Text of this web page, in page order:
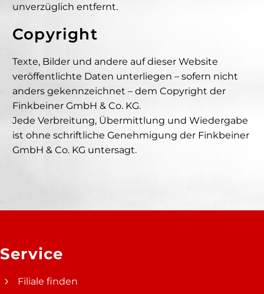
unverzüglich entfernt.
Copyright
Texte, Bilder und andere auf dieser Website
veröffentlichte Daten unterliegen – sofern nicht
anders gekennzeichnet – dem Copyright der
Finkbeiner GmbH & Co. KG.
Jede Verbreitung, Übermittlung und Wiedergabe
ist ohne schriftliche Genehmigung der Finkbeiner
GmbH & Co. KG untersagt.
Service
Filiale finden